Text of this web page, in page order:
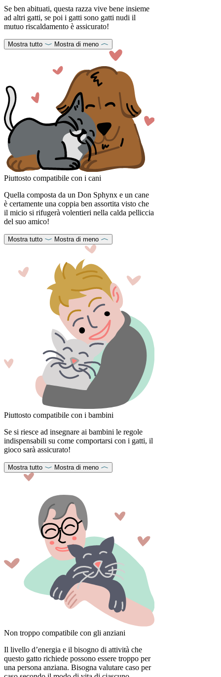
Se ben abituati, questa razza vive bene insieme
ad altri gatti, se poi i gatti sono gatti nudi il
mutuo riscaldamento è assicurato!
Mostra tutto Mostra di meno
Piuttosto compatibile con i cani
Quella composta da un Don Sphynx e un cane
è certamente una coppia ben assortita visto che
il micio si rifugerà volentieri nella calda pelliccia
del suo amico!
Mostra tutto Mostra di meno
Piuttosto compatibile con i bambini
Se si riesce ad insegnare ai bambini le regole
indispensabili su come comportarsi con i gatti, il
gioco sarà assicurato!
Mostra tutto Mostra di meno
Non troppo compatibile con gli anziani
Il livello d’energia e il bisogno di attività che
questo gatto richiede possono essere troppo per
una persona anziana. Bisogna valutare caso per